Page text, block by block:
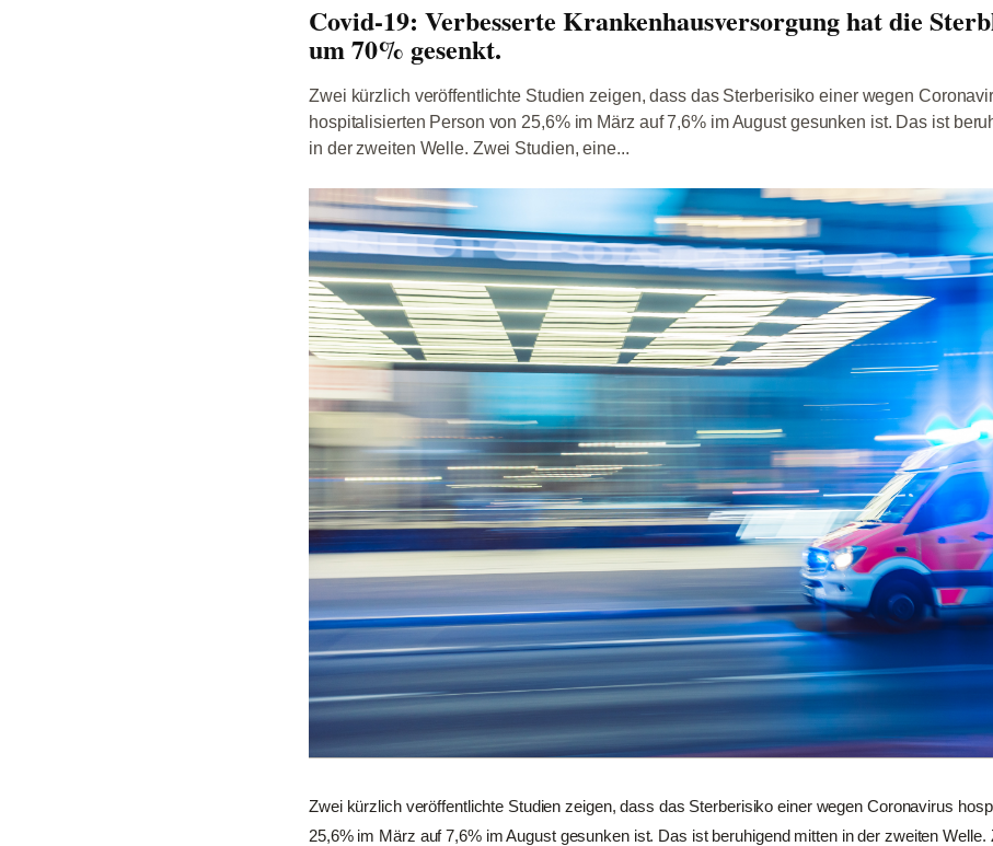
Covid-19: Verbesserte Krankenhausversorgung hat die
um 70% gesenkt.
Zwei kürzlich veröffentlichte Studien zeigen, dass das Sterberisiko einer wegen
hospitalisierten Person von 25,6% im März auf 7,6% im August gesunken ist. Das ist
in der zweiten Welle. Zwei Studien, eine...
Zwei kürzlich veröffentlichte Studien zeigen, dass das Sterberisiko einer wegen Coronavirus
25,6% im März auf 7,6% im August gesunken ist. Das ist beruhigend mitten in der zweiten Welle.